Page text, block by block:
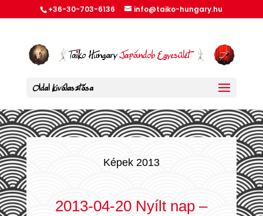
+36-30-703-6136 info@taiko-hungary.hu
Oldal kiválasztása
Képek 2013
2013-04-20 Nyílt nap –